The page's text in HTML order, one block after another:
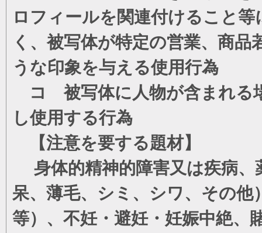
ロフィールを関連付けること
く、被写体が特定の営業、商
うな印象を与える使用行為
コ 被写体に人物が含まれる
し使用する行為
【注意を要する題材】
身体的精神的障害又は疾病、
呆、薄毛、シミ、シワ、その他
等）、不妊・避妊・妊娠中絶、